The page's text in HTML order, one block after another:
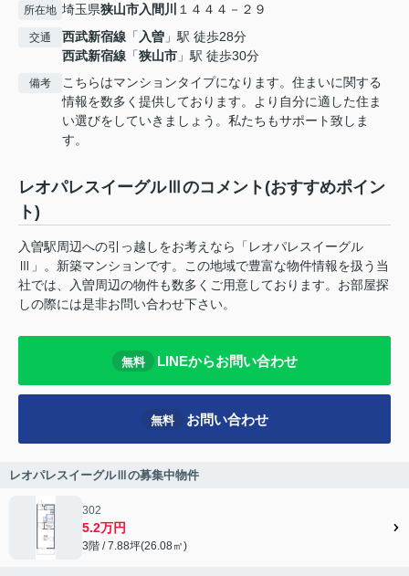
所在地 埼玉県狭山市入間川 １４４４－２９
交通 西武新宿線 「 入曽 」駅 徒歩28分
西武新宿線 「狭山市 」駅 徒歩30分
備考
こちらはマンションタイプになります。住まいに関する
情報を数多く提供しております。より自分に適した住ま
い選びをしていきましょう。私たちもサポート致しま
す。
レオパレスイーグルⅢのコメント(おすすめポイン
ト)
入曽駅周辺への引っ越しをお考えなら「レオパレスイーグル
Ⅲ」。新築マンションです。この地域で豊富な物件情報を扱う当
社では、入曽周辺の物件も数多くご用意しております。お部屋探
しの際には是非お問い合わせ下さい。
無料 LINEからお問い合わせ
無料 お問い合わせ
レオパレスイーグルⅢの募集中物件
302
5.2万円
3階 / 7.88坪(26.08㎡)